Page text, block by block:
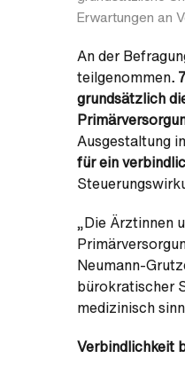
Erwartungen an
An der
teilgenommen.
grundsätzlich
Ausgestaltung
für ein
„Die Ärztinnen
Neumann-
bürokratischer
medizinisch
Verbindlichkeit